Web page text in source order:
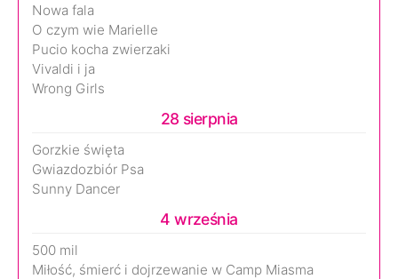
Nowa fala
O czym wie Marielle
Pucio kocha zwierzaki
Vivaldi i ja
Wrong Girls
28 sierpnia
Gorzkie święta
Gwiazdozbiór Psa
Sunny Dancer
4 września
500 mil
Miłość, śmierć i dojrzewanie w Camp Miasma